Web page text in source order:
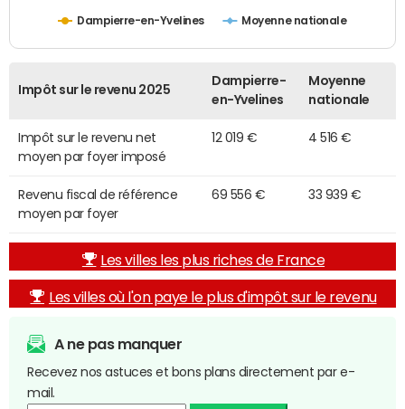
Dampierre-en-Yvelines Moyenne nationale
Impôt sur le revenu 2025
Dampierre-
en-Yvelines
Moyenne
nationale
Impôt sur le revenu net
moyen par foyer imposé
12 019 € 4 516 €
Revenu fiscal de référence
moyen par foyer
69 556 € 33 939 €
Les villes les plus riches de France
Les villes où l'on paye le plus d'impôt sur le revenu
A ne pas manquer
Recevez nos astuces et bons plans directement par e-
mail.